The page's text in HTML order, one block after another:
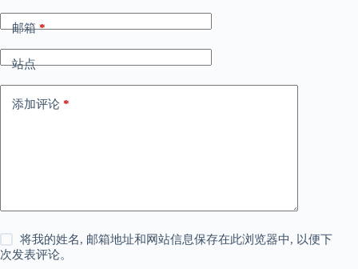
邮箱*
站点
添加评论 *
将我的姓名, 邮箱地址和网站信息保存在此浏览器中, 以便下
次发表评论。